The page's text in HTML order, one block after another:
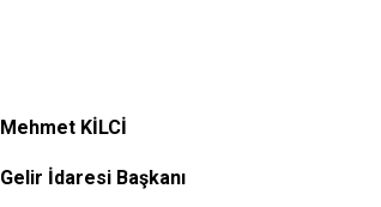
Mehmet KİLCİ
Gelir İdaresi Başkanı